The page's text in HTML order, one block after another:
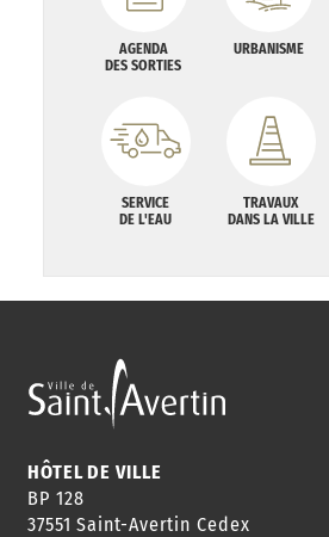
AGENDA
DES SORTIES
URBANISME
SERVICE
DE L'EAU
TRAVAUX
DANS LA VILLE
HÔTEL DE VILLE
BP 128
37551 Saint-Avertin Cedex